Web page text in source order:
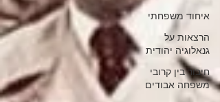
איחוד משפחתי
הרצאות על
גנאלוגיה יהודית
חיבור בין קרובי
משפחה אבודים